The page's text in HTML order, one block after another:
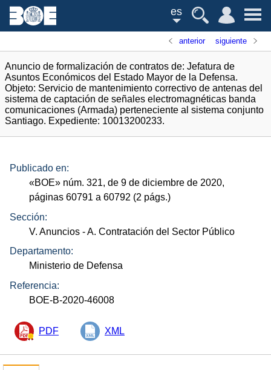
es
anterior siguiente
Anuncio de formalización de contratos de: Jefatura de
Asuntos Económicos del Estado Mayor de la Defensa.
Objeto: Servicio de mantenimiento correctivo de antenas del
sistema de captación de señales electromagnéticas banda
comunicaciones (Armada) perteneciente al sistema conjunto
Santiago. Expediente: 10013200233.
Publicado en:
«BOE» núm. 321, de 9 de diciembre de 2020,
páginas 60791 a 60792 (2 págs.)
Sección:
V. Anuncios - A. Contratación del Sector Público
Departamento:
Ministerio de Defensa
Referencia:
BOE-B-2020-46008
PDF XML